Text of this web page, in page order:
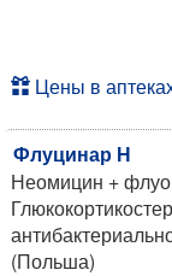
Цены в
Флуцинар Н
Неомицин +
(Польша)